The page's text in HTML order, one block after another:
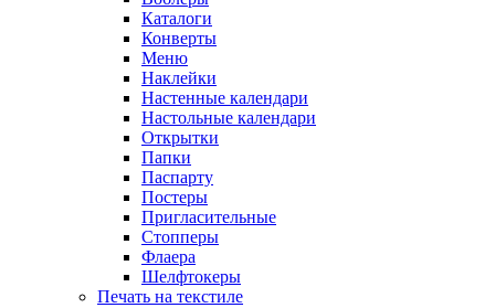
Каталоги
Конверты
Меню
Наклейки
Настенные календари
Настольные календари
Открытки
Папки
Паспарту
Постеры
Пригласительные
Стопперы
Флаера
Шелфтокеры
Печать на текстиле